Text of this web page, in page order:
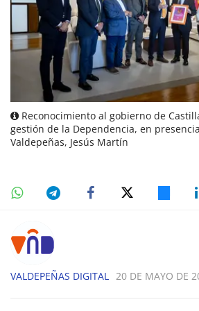
Reconocimiento al gobierno de
gestión de la Dependencia, en
Valdepeñas, Jesús Martín
VALDEPEÑAS DIGITAL 20 DE MAYO DE